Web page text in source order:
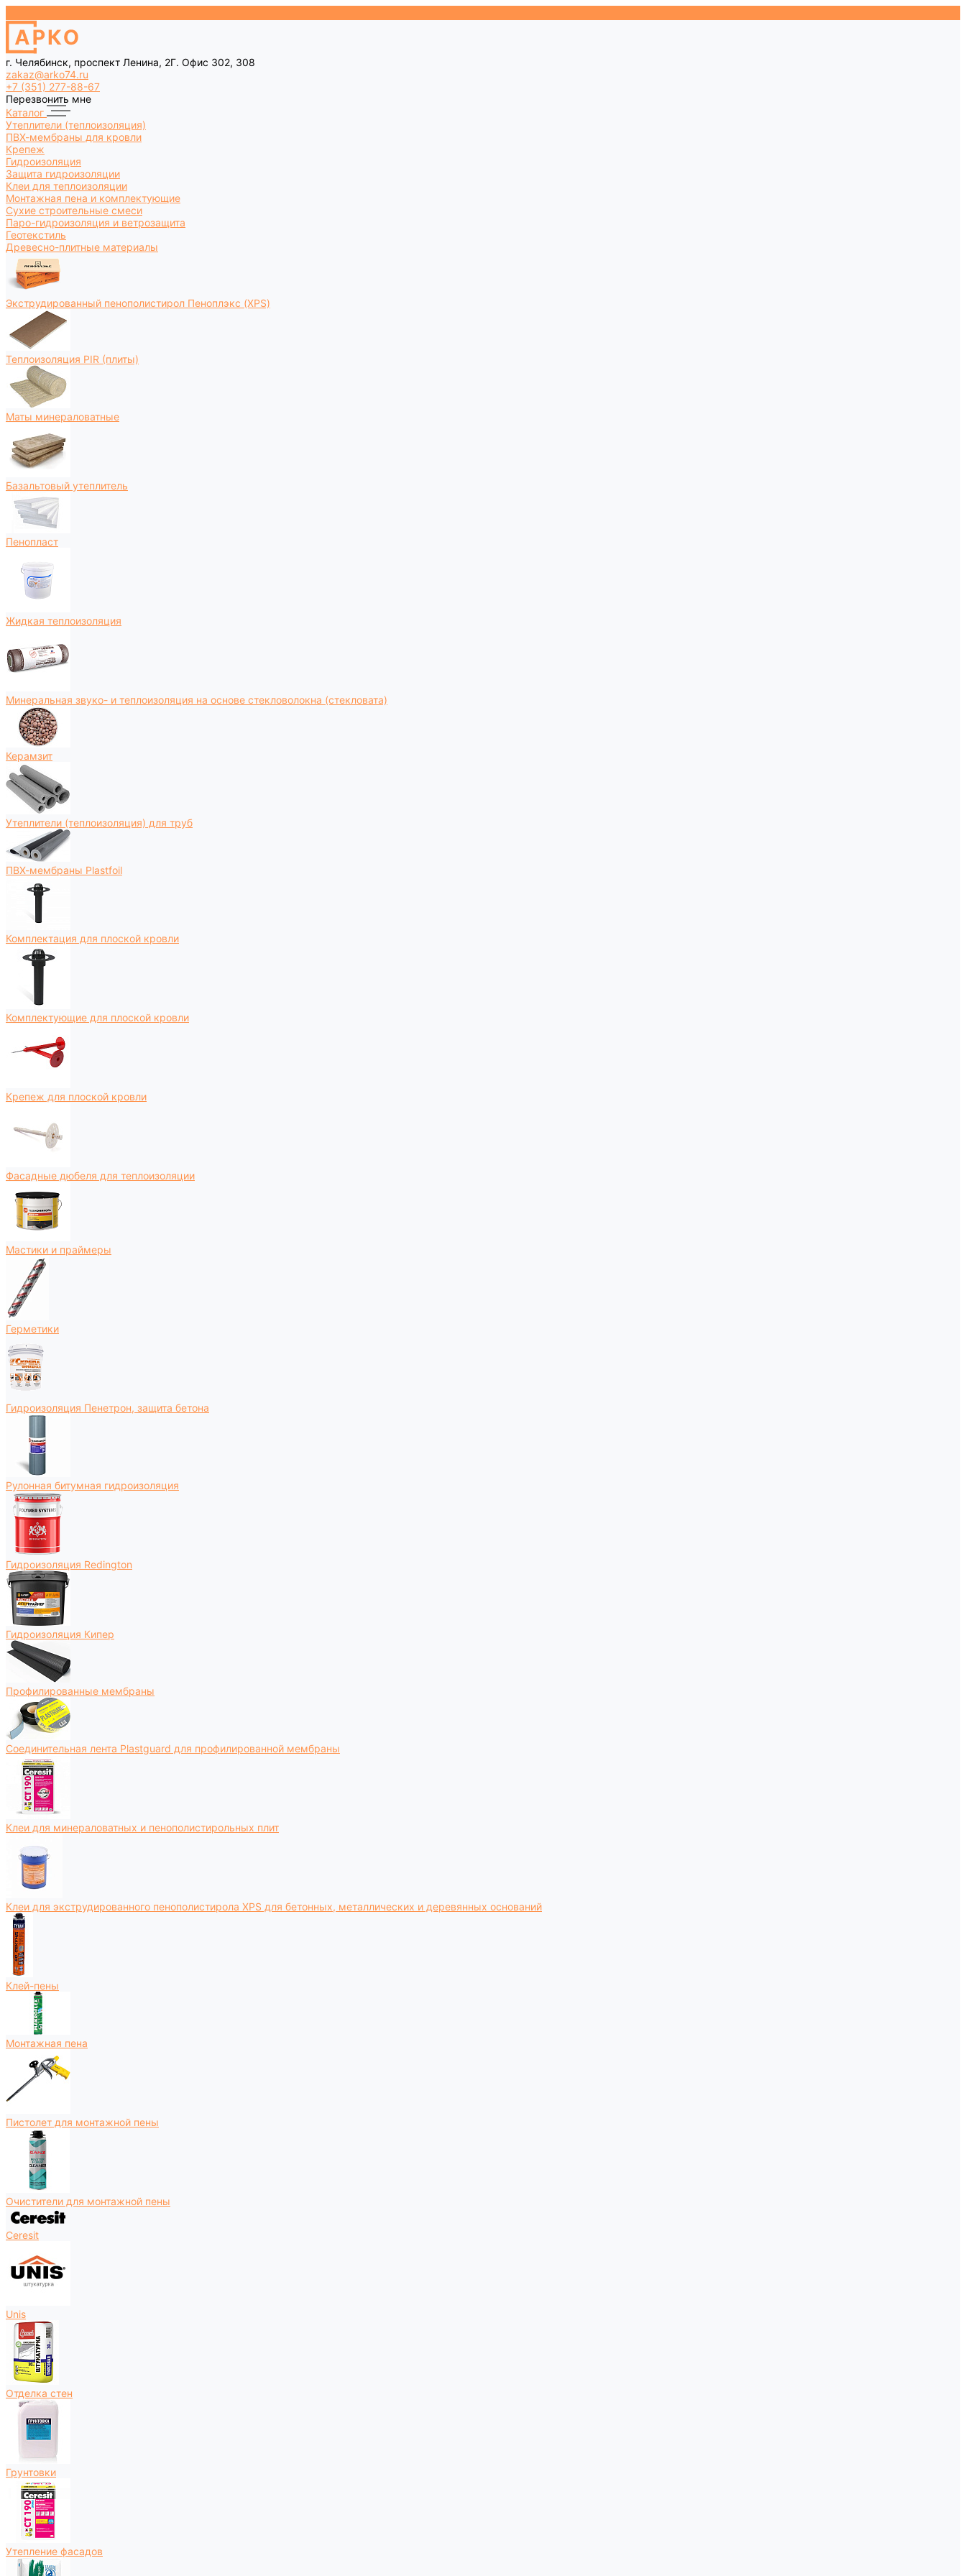
г. Челябинск, проспект Ленина, 2Г. Офис 302, 308
zakaz@arko74.ru
+7 (351) 277-88-67
Перезвонить мне
Каталог
Утеплители (теплоизоляция)
ПВХ-мембраны для кровли
Крепеж
Гидроизоляция
Защита гидроизоляции
Клеи для теплоизоляции
Монтажная пена и комплектующие
Сухие строительные смеси
Паро-гидроизоляция и ветрозащита
Геотекстиль
Древесно-плитные материалы
Экструдированный пенополистирол Пеноплэкс (XPS)
Теплоизоляция PIR (плиты)
Маты минераловатные
Базальтовый утеплитель
Пенопласт
Жидкая теплоизоляция
Минеральная звуко- и теплоизоляция на основе стекловолокна (стекловата)
Керамзит
Утеплители (теплоизоляция) для труб
ПВХ-мембраны Plastfoil
Комплектация для плоской кровли
Комплектующие для плоской кровли
Крепеж для плоской кровли
Фасадные дюбеля для теплоизоляции
Мастики и праймеры
Герметики
Гидроизоляция Пенетрон, защита бетона
Рулонная битумная гидроизоляция
Гидроизоляция Redington
Гидроизоляция Кипер
Профилированные мембраны
Соединительная лента Plastguard для профилированной мембраны
Клеи для минераловатных и пенополистирольных плит
Клеи для экструдированного пенополистирола XPS для бетонных, металлических и деревянных оснований
Клей-пены
Монтажная пена
Пистолет для монтажной пены
Очистители для монтажной пены
Ceresit
Unis
Отделка стен
Грунтовки
Утепление фасадов